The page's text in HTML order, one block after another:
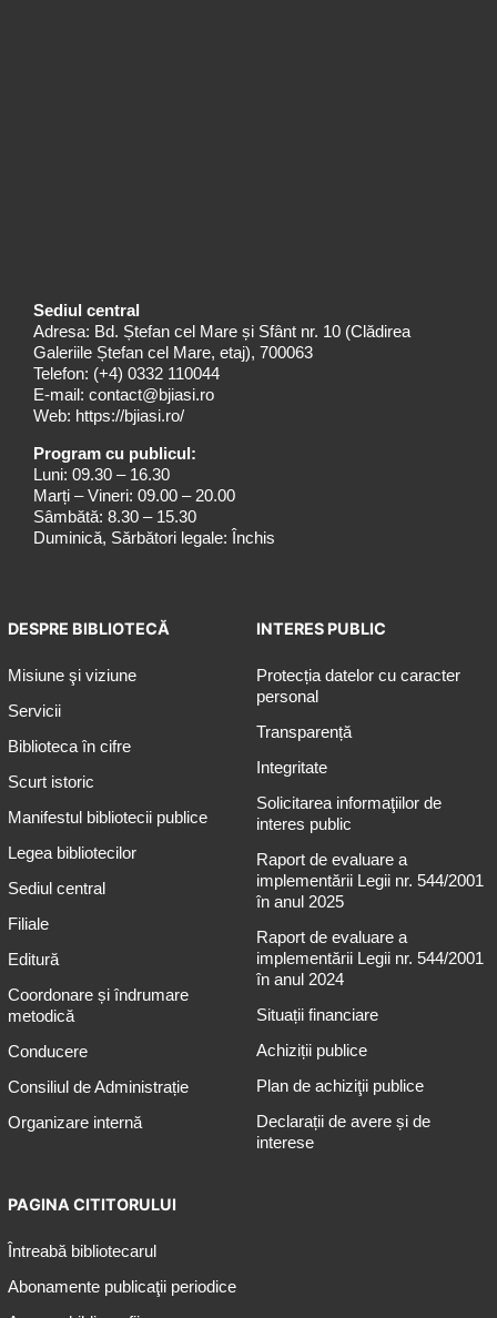
Sediul central
Adresa: Bd. Ștefan cel Mare și Sfânt nr. 10 (Clădirea
Galeriile Ștefan cel Mare, etaj), 700063
Telefon: (+4) 0332 110044
E-mail: contact@bjiasi.ro
Web: https://bjiasi.ro/
Program cu publicul:
Luni: 09.30 – 16.30
Marți – Vineri: 09.00 – 20.00
Sâmbătă: 8.30 – 15.30
Duminică, Sărbători legale: Închis
DESPRE BIBLIOTECĂ
Misiune şi viziune
Servicii
Biblioteca în cifre
Scurt istoric
Manifestul bibliotecii publice
Legea bibliotecilor
Sediul central
Filiale
Editură
Coordonare și îndrumare
metodică
Conducere
Consiliul de Administrație
Organizare internă
INTERES PUBLIC
Protecția datelor cu caracter
personal
Transparență
Integritate
Solicitarea informaţiilor de
interes public
Raport de evaluare a
implementării Legii nr. 544/2001
în anul 2025
Raport de evaluare a
implementării Legii nr. 544/2001
în anul 2024
Situații financiare
Achiziții publice
Plan de achiziţii publice
Declarații de avere și de
interese
PAGINA CITITORULUI
Întreabă bibliotecarul
Abonamente publicaţii periodice